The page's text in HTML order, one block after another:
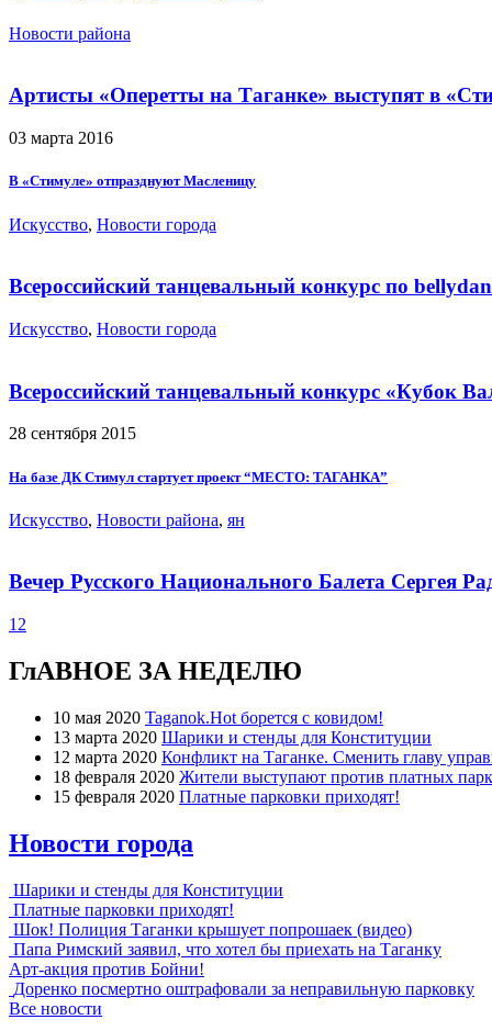
Новости района
Артисты «Оперетты на Таганке» выступят в
03 марта 2016
В «Стимуле» отпразднуют Масленицу
Искусство, Новости города
Всероссийский танцевальный конкурс по
Искусство, Новости города
Всероссийский танцевальный конкурс «Кубок
28 сентября 2015
На базе ДК Стимул стартует проект “МЕСТО: ТАГАНКА”
Искусство, Новости района, ян
Вечер Русского Национального Балета Сергея
1 2
ГлАВНОЕ ЗА НЕДЕЛЮ
10 мая 2020 Taganok.Hot борется с ковидом!
13 марта 2020 Шарики и стенды для Конституции
12 марта 2020 Конфликт на Таганке. Сменить главу
18 февраля 2020 Жители выступают против платных
15 февраля 2020 Платные парковки приходят!
Новости города
Шарики и стенды для Конституции
Платные парковки приходят!
Шок! Полиция Таганки крышует попрошаек (видео)
Папа Римский заявил, что хотел бы приехать на Таганку
Арт-акция против Бойни!
Доренко посмертно оштрафовали за неправильную парковку
Все новости